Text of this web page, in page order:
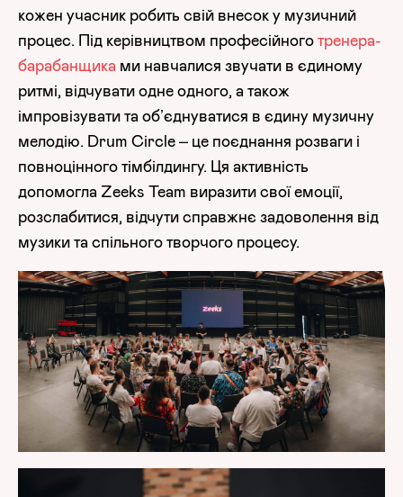
кожен учасник робить свій внесок у музичний
процес. Під керівництвом професійноготренера-
барабанщика ми навчалися звучати в єдиному
ритмі, відчувати одне одного, а також
імпровізувати та об’єднуватися в єдину музичну
мелодію. Drum Circle – це поєднання розваги і
повноцінного тімбілдингу. Ця активність
допомогла Zeeks Team виразити свої емоції,
розслабитися, відчути справжнє задоволення від
музики та спільного творчого процесу.